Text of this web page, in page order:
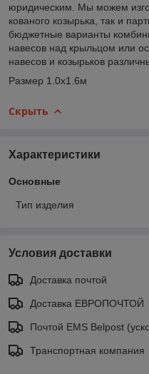
юридическим. Мы можем
кованого козырька, так и
бюджетные варианты
навесов над крыльцом или
навесов и козырьков
Размер 1.0х1.6м
Скрыть
Характеристики
Основные
Тип изделия
Условия доставки
Доставка почтой
Доставка ЕВРОПОЧТОЙ
Почтой EMS Belpost
Транспортная компания